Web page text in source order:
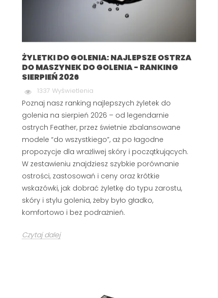
ŻYLETKI DO GOLENIA: NAJLEPSZE OSTRZA
DO MASZYNEK DO GOLENIA - RANKING
SIERPIEŃ 2026
1337 Wyświetlenia
Poznaj nasz ranking najlepszych żyletek do
golenia na sierpień 2026 – od legendarnie
ostrych Feather, przez świetnie zbalansowane
modele “do wszystkiego”, aż po łagodne
propozycje dla wrażliwej skóry i początkujących.
W zestawieniu znajdziesz szybkie porównanie
ostrości, zastosowań i ceny oraz krótkie
wskazówki, jak dobrać żyletkę do typu zarostu,
skóry i stylu golenia, żeby było gładko,
komfortowo i bez podrażnień.
Czytaj dalej